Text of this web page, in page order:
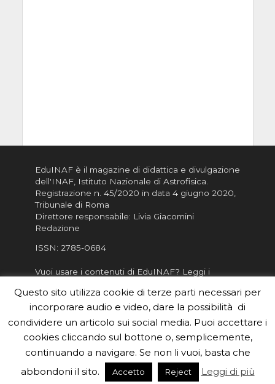
EduINAF è il magazine di didattica e divulgazione
dell'INAF, Istituto Nazionale di Astrofisica
Registrazione n. 45/2020 in data 4 giugno 2020,
Tribunale di Roma
Direttore responsabile: Livia Giacomini
Redazione
ISSN: 2785-0684
Vuoi usare i contenuti di EduINAF? Leggi i
Informativa sulla Privacy
Informatva sui Cookie
Per la rubrica de l'Astronomo risponde, per
inviarci le tue foto o i tuoi contributi, scrivici a
redazione.edu [chiocciola] inaf.it oppure
il form
Questo sito utilizza cookie di terze parti necessari per
incorporare audio e video, dare la possibilità di
condividere un articolo sui social media. Puoi accettare i
cookies cliccando sul bottone o, semplicemente,
continuando a navigare. Se non li vuoi, basta che
abbondoni il sito.
Accetto Reject Leggi di più